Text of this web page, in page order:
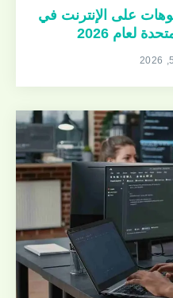
على الإنترنت في
لعام 2026